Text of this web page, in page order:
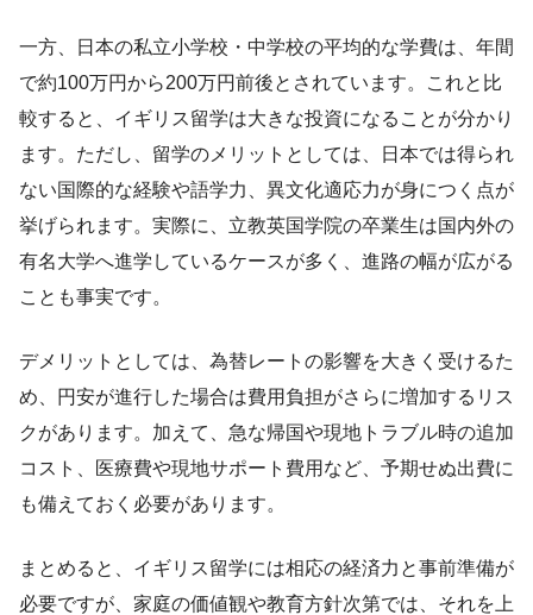
一方、日本の私立小学校・中学校の平均的な学費は、年間
で約100万円から200万円前後とされています。これと比
較すると、イギリス留学は大きな投資になることが分かり
ます。ただし、留学のメリットとしては、日本では得られ
ない国際的な経験や語学力、異文化適応力が身につく点が
挙げられます。実際に、立教英国学院の卒業生は国内外の
有名大学へ進学しているケースが多く、進路の幅が広がる
ことも事実です。
デメリットとしては、為替レートの影響を大きく受けるた
め、円安が進行した場合は費用負担がさらに増加するリス
クがあります。加えて、急な帰国や現地トラブル時の追加
コスト、医療費や現地サポート費用など、予期せぬ出費に
も備えておく必要があります。
まとめると、イギリス留学には相応の経済力と事前準備が
必要ですが、家庭の価値観や教育方針次第では、それを上